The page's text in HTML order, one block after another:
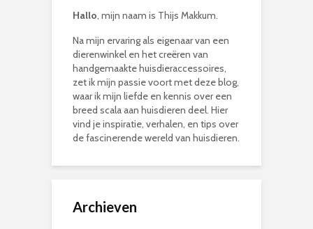
Hallo, mijn naam is Thijs Makkum.
Na mijn ervaring als eigenaar van een
dierenwinkel en het creëren van
handgemaakte huisdieraccessoires,
zet ik mijn passie voort met deze blog,
waar ik mijn liefde en kennis over een
breed scala aan huisdieren deel. Hier
vind je inspiratie, verhalen, en tips over
de fascinerende wereld van huisdieren.
Archieven